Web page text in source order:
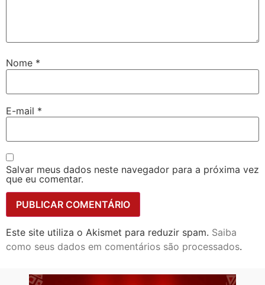
Nome *
E-mail *
Salvar meus dados neste navegador para a próxima vez
que eu comentar.
Este site utiliza o Akismet para reduzir spam. Saiba
como seus dados em comentários são processados.